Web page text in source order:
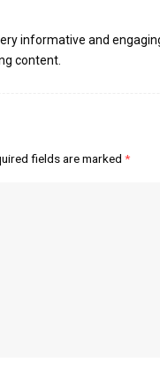
informative and
content.
fields are marked *